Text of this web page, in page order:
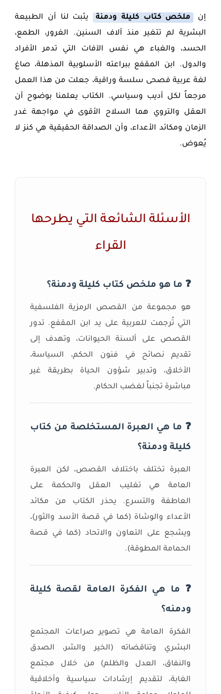
إن ملخص كتاب كليلة ودمنة
يثبت لنا أن الطبيعة
البشرية لم تتغير منذ آلاف السنين. الغرور، الطمع،
الحسد، والغباء هي نفس الآفات التي تدمر الأفراد
والدول. ابن المقفع ببراعته الأسلوبية المذهلة، صاغ
لغة عربية فصحى سلسة وراقية، جعلت من هذا العمل
مرجعاً لكل أديب وسياسي. الكتاب يعلمنا بوضوح أن
العقل والتروي هما السلاح الأقوى في مواجهة غدر
الزمان ومكائد الأعداء، وأن الصداقة الحقيقية هي كنز لا
يُعوض.
الأسئلة الشائعة التي يطرحها
القراء
❓ ما هو ملخص كتاب كليلة ودمنة؟
هو مجموعة من القصص الرمزية الفلسفية
التي تُرجمت للعربية على يد ابن المقفع. تدور
القصص على ألسنة الحيوانات، وتهدف إلى
تقديم نصائح في فنون الحكم، السياسة،
الأخلاق، وتدبير شؤون الحياة بطريقة غير
مباشرة تجنباً لغضب الحكام.
❓ ما هي العبرة المستخلصة من كتاب
كليلة ودمنة؟
العبرة تختلف باختلاف القصص، لكن العبرة
العامة هي تغليب العقل والحكمة على
العاطفة والتسرع. يحذر الكتاب من مكائد
الأعداء والوشاة (كما في قصة الأسد والثور)،
ويشجع على التعاون والاتحاد (كما في قصة
الحمامة المطوقة).
❓ ما هي الفكرة العامة لقصة كليلة
ودمنه؟
الفكرة العامة هي تصوير صراعات المجتمع
البشري وتناقضاته (الخير والشر، الصدق
والنفاق، العدل والظلم) من خلال مجتمع
الغابة، لتقديم إرشادات سياسية وأخلاقية